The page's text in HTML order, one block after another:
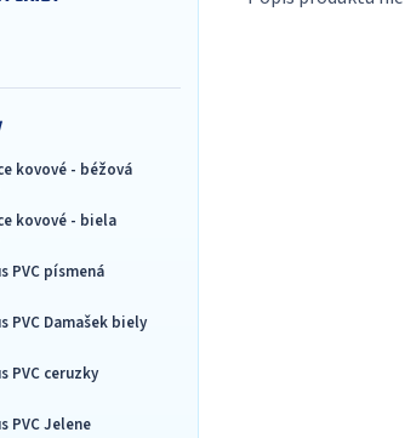
kovové - béžová
kovové - biela
Obrus PVC písmená
Obrus PVC Damašek biely
Obrus PVC ceruzky
Obrus PVC Jelene